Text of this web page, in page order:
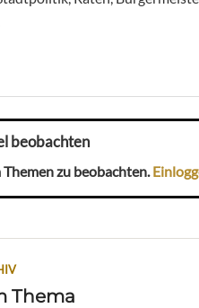
beobachten
Themen zu beobachten.
Thema